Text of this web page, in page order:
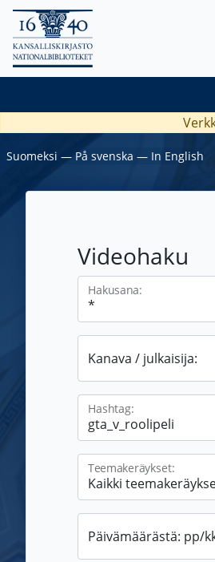
Suomeksi ― På svenska ― In English
Videohaku
Hakusana:
Kanava / julkaisija:
Hashtag:
Teemakeräykset:
Päivämäärästä: pp/